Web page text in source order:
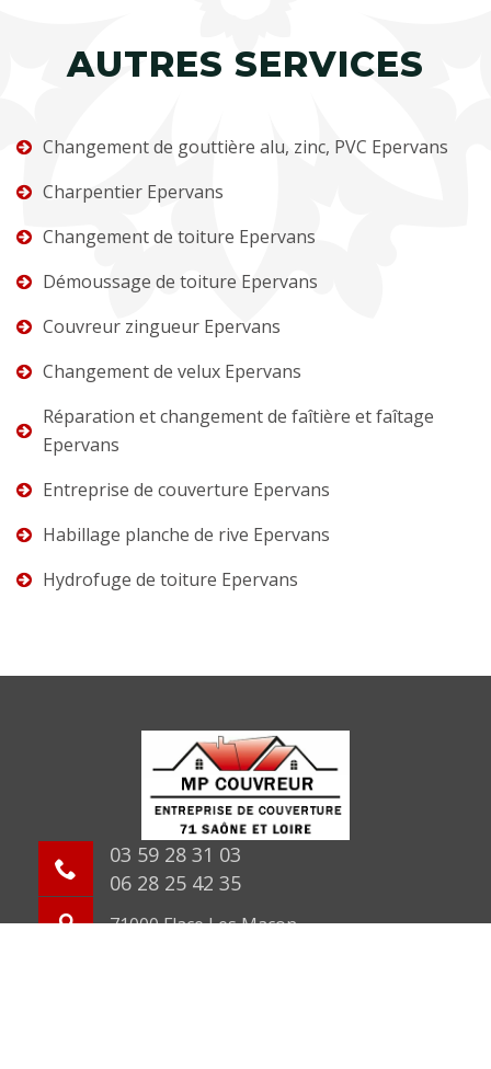
AUTRES SERVICES
Changement de gouttière alu, zinc, PVC Epervans
Charpentier Epervans
Changement de toiture Epervans
Démoussage de toiture Epervans
Couvreur zingueur Epervans
Changement de velux Epervans
Réparation et changement de faîtière et faîtage
Epervans
Entreprise de couverture Epervans
Habillage planche de rive Epervans
Hydrofuge de toiture Epervans
03 59 28 31 03
06 28 25 42 35
71000 Flace Les Macon